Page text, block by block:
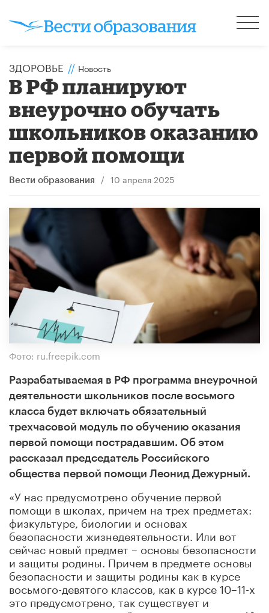
ЗДОРОВЬЕ // Новость
В РФ планируют
внеурочно обучать
школьников оказанию
первой помощи
Вести образования / 10 апреля 2025
Фото: ru.freepik.com
Разрабатываемая в РФ программа внеурочной
деятельности школьников после восьмого
класса будет включать обязательный
трехчасовой модуль по обучению оказания
первой помощи пострадавшим. Об этом
рассказал председатель Российского
общества первой помощи Леонид Дежурный.
«У нас предусмотрено обучение первой
помощи в школах, причем на трех предметах:
физкультуре, биологии и основах
безопасности жизнедеятельности. Или вот
сейчас новый предмет – основы безопасности
и защиты родины. Причем в предмете основы
безопасности и защиты родины как в курсе
восьмого-девятого классов, как в курсе 10–11-х
это предусмотрено, так существует и